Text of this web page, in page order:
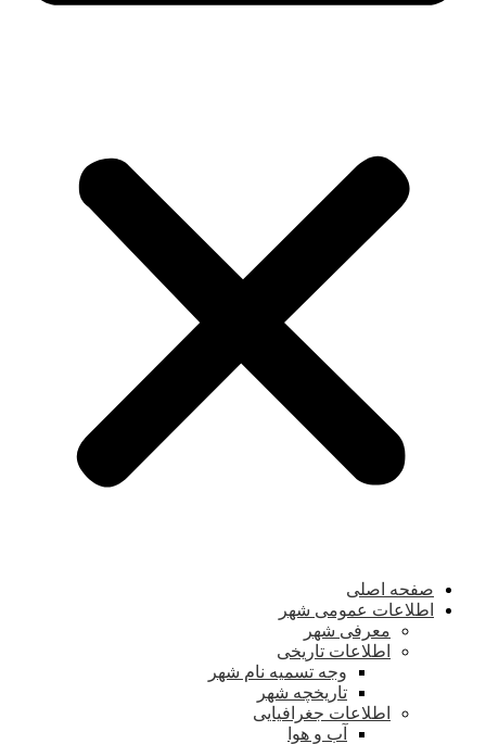
صفحه اصلی
اطلاعات عمومی شهر
معرفی شهر
اطلاعات تاریخی
وجه تسمیه نام شهر
تاریخچه شهر
اطلاعات جغرافیایی
آب و هوا